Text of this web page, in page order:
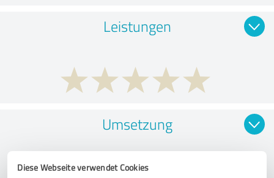
Diese Webseite verwendet Cookies
Leistungen
Umsetzung